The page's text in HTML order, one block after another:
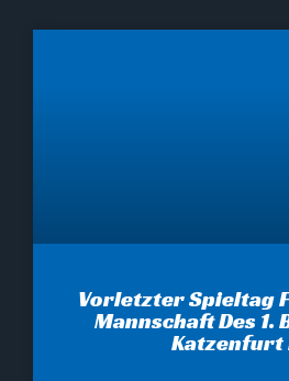
Vorletzter Spieltag
Mannschaft Des 1.
Katzenfurt